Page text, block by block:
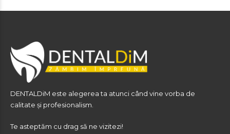
DENTALDiM este alegerea ta atunci când vine vorba de
calitate și profesionalism.
Te asteptăm cu drag să ne vizitezi!